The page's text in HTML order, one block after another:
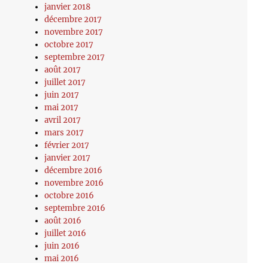
janvier 2018
décembre 2017
novembre 2017
octobre 2017
septembre 2017
août 2017
juillet 2017
juin 2017
mai 2017
avril 2017
mars 2017
février 2017
janvier 2017
décembre 2016
novembre 2016
octobre 2016
septembre 2016
août 2016
juillet 2016
juin 2016
mai 2016